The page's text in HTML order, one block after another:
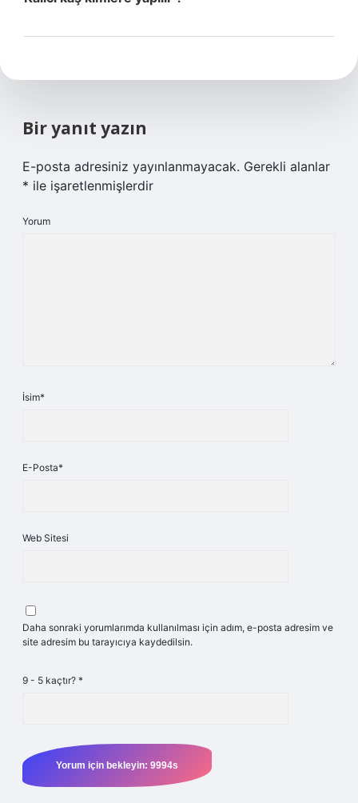
Bir yanıt yazın
E-posta adresiniz yayınlanmayacak. Gerekli alanlar
* ile işaretlenmişlerdir
Yorum
İsim*
E-Posta*
Web Sitesi
Daha sonraki yorumlarımda kullanılması için adım, e-posta adresim ve
site adresim bu tarayıcıya kaydedilsin.
9 - 5 kaçtır? *